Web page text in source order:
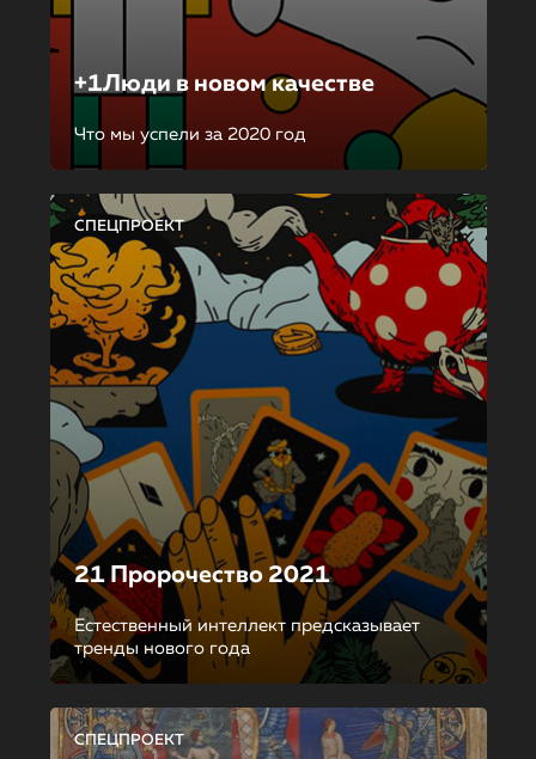
+1Люди в новом качестве
Что мы успели за 2020 год
СПЕЦПРОЕКТ
21 Пророчество 2021
Естественный интеллект предсказывает
тренды нового года
СПЕЦПРОЕКТ